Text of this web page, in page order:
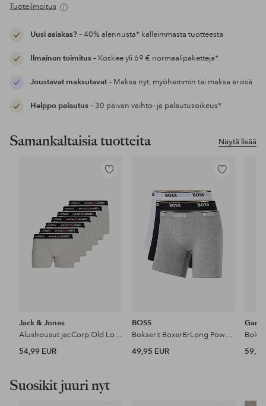
Tuoteilmoitus
Uusi asiakas?– 40% alennusta* kalleimmasta tuotteesta
Ilmainen toimitus– Koskee yli 69 € normaalipaketteja*
Joustavat maksutavat– Maksa nyt, myöhemmin tai maksa erissä
Helppo palautus– 30 päivän vaihto- ja palautusoikeus*
Näytä lisää
Samankaltaisia tuotteita
Lisää
Jack & Jones
Alushousut jacCorp Old Logo Trunks 7 kpl
54,99 EUR
Lisää
BOSS
Bokserit BoxerBrLong Power 3 kpl
49,95 EUR
Gant
59,90
Suosikit juuri nyt